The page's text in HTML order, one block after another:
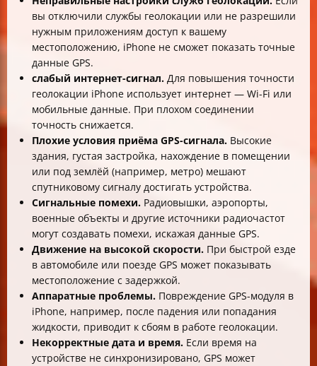
вы отключили службы геолокации или не разрешили
нужным приложениям доступ к вашему
местоположению, iPhone не сможет показать точные
данные GPS.
слабый интернет-сигнал. Для повышения точности
геолокации iPhone использует интернет — Wi-Fi или
мобильные данные. При плохом соединении
точность снижается.
Плохие условия приёма GPS-сигнала. Высокие
здания, густая застройка, нахождение в помещении
или под землёй (например, метро) мешают
спутниковому сигналу достигать устройства.
Сигнальные помехи. Радиовышки, аэропорты,
военные объекты и другие источники радиочастот
могут создавать помехи, искажая данные GPS.
Движение на высокой скорости. При быстрой езде
в автомобиле или поезде GPS может показывать
местоположение с задержкой.
Аппаратные проблемы. Повреждение GPS-модуля в
iPhone, например, после падения или попадания
жидкости, приводит к сбоям в работе геолокации.
Некорректные дата и время. Если время на
устройстве не синхронизировано, GPS может